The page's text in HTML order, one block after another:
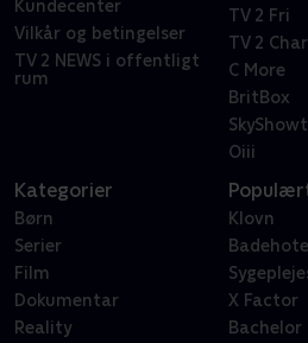
Kundecenter
Vilkår og betingelser
TV 2 NEWS i offentligt
rum
TV 2 Fri
TV 2
C More
BritBox
Oiii
Kategorier
Børn
Serier
Film
Dokumentar
Reality
Klovn
X Factor
Bachelor